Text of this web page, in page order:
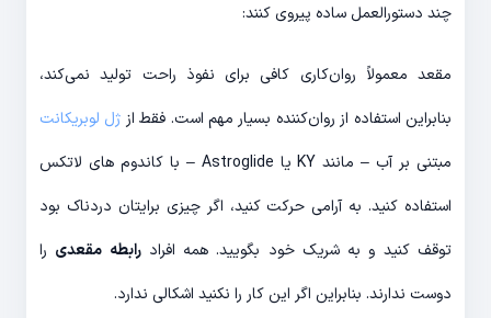
چند دستورالعمل ساده پیروی کنند:
مقعد معمولاً روان‌کاری کافی برای نفوذ راحت تولید نمی‌کند،
بنابراین استفاده از روان‌کننده بسیار مهم است. فقط از ژل لوبریکانت
مبتنی بر آب – مانند KY یا Astroglide – با کاندوم های لاتکس
استفاده کنید. به آرامی حرکت کنید، اگر چیزی برایتان دردناک بود
توقف کنید و به شریک خود بگویید. همه افرادرابطه مقعدی را
دوست ندارند. بنابراین اگر این کار را نکنید اشکالی ندارد.